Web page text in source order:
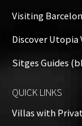
Visiting
Discover Utopia
Sitges Guides
QUICK LINKS
Villas with